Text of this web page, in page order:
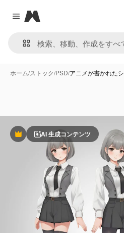
Close menu
Magnific
ホーム/ストック/PSD/アニメが書かれた
PremiumAI 生成コンテンツ